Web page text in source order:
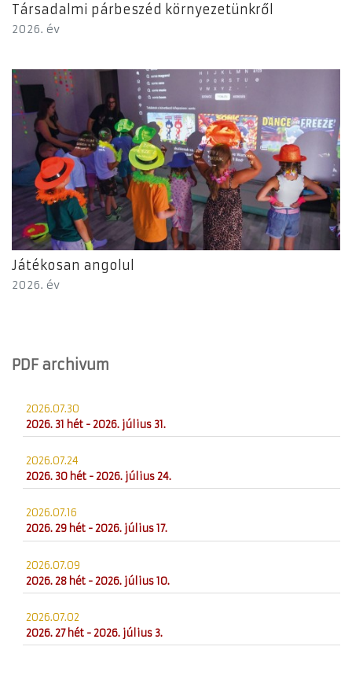
Társadalmi párbeszéd környezetünkről
2026. év
Játékosan angolul
2026. év
PDF archivum
2026.07.30
2026. 31 hét - 2026. július 31.
2026.07.24
2026. 30 hét - 2026. július 24.
2026.07.16
2026. 29 hét - 2026. július 17.
2026.07.09
2026. 28 hét - 2026. július 10.
2026.07.02
2026. 27 hét - 2026. július 3.